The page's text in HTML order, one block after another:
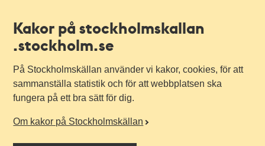
Kakor på stockholmskallan
.stockholm.se
På Stockholmskällan använder vi kakor, cookies, för att
sammanställa statistik och för att webbplatsen ska
fungera på ett bra sätt för dig.
Om kakor på Stockholmskällan